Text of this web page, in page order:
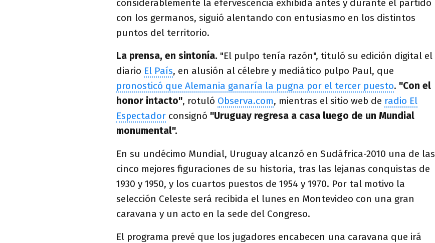
considerablemente la efervescencia exhibida antes y durante el partido
con los germanos, siguió alentando con entusiasmo en los distintos
puntos del territorio.
La prensa, en sintonía. "El pulpo tenía razón", tituló su edición digital el
diario El País, en alusión al célebre y mediático pulpo Paul, que
pronosticó que Alemania ganaría la pugna por el tercer puesto. "Con el
honor intacto", rotuló Observa.com, mientras el sitio web de radio El
Espectador consignó "Uruguay regresa a casa luego de un Mundial
monumental".
En su undécimo Mundial, Uruguay alcanzó en Sudáfrica-2010 una de las
cinco mejores figuraciones de su historia, tras las lejanas conquistas de
1930 y 1950, y los cuartos puestos de 1954 y 1970. Por tal motivo la
selección Celeste será recibida el lunes en Montevideo con una gran
caravana y un acto en la sede del Congreso.
El programa prevé que los jugadores encabecen una caravana que irá